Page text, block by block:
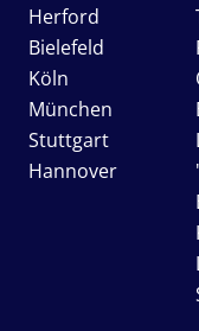
Herford
Bielefeld
Köln
München
Stuttgart
Hannover